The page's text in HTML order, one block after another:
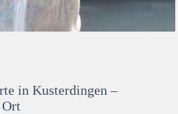
in Kusterdingen –